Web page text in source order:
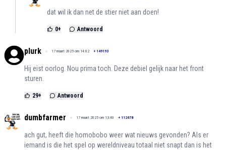
dat wil ik dan net de stier niet aan doen!
0+ Antwoord
plurk 17 maart 2025 om 14:02 + 149193
Hij eist oorlog. Nou prima toch. Deze debiel gelijk naar het front
sturen.
29+ Antwoord
dumbfarmer 17 maart 2025 om 13:40 + 112678
ach gut, heeft die homobobo weer wat nieuws gevonden? Als er
iemand is die het spel op wereldniveau totaal niet snapt dan is het